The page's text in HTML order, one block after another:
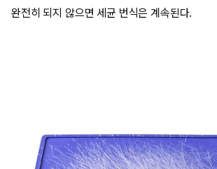
완전히 되지 않으면 세균 번식은 계속된다.